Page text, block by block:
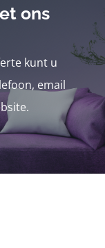
ons
kunt u
email